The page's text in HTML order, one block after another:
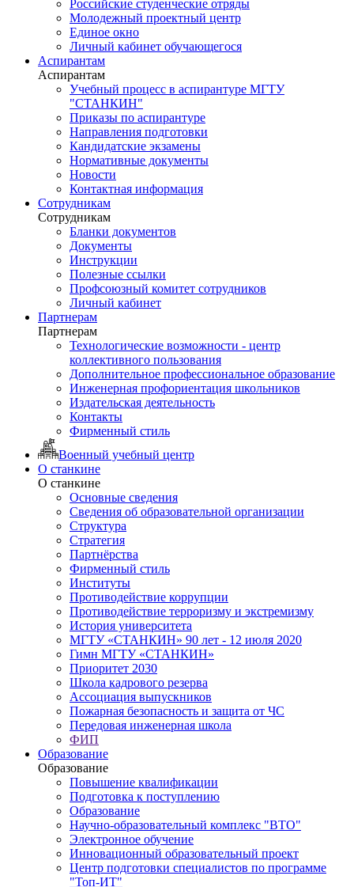
Российские студенческие отряды
Молодежный проектный центр
Единое окно
Личный кабинет обучающегося
Аспирантам
Аспирантам
Учебный процесс в аспирантуре МГТУ
"СТАНКИН"
Приказы по аспирантуре
Направления подготовки
Кандидатские экзамены
Нормативные документы
Новости
Контактная информация
Сотрудникам
Сотрудникам
Бланки документов
Документы
Инструкции
Полезные ссылки
Профсоюзный комитет сотрудников
Личный кабинет
Партнерам
Партнерам
Технологические возможности - центр
коллективного пользования
Дополнительное профессиональное образование
Инженерная профориентация школьников
Издательская деятельность
Контакты
Фирменный стиль
Военный учебный центр
О станкине
О станкине
Основные сведения
Сведения об образовательной организации
Структура
Стратегия
Партнёрства
Фирменный стиль
Институты
Противодействие коррупции
Противодействие терроризму и экстремизму
История университета
МГТУ «СТАНКИН» 90 лет - 12 июля 2020
Гимн МГТУ «СТАНКИН»
Приоритет 2030
Школа кадрового резерва
Ассоциация выпускников
Пожарная безопасность и защита от ЧС
Передовая инженерная школа
ФИП
Образование
Образование
Повышение квалификации
Подготовка к поступлению
Образование
Научно-образовательный комплекс "ВТО"
Электронное обучение
Инновационный образовательный проект
Центр подготовки специалистов по программе
"Топ-ИТ"